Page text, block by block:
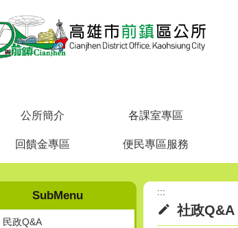
公所簡介 各課室專區
回饋金專區 便民專區服務
SubMenu
民政Q&A
:::
社政Q&A